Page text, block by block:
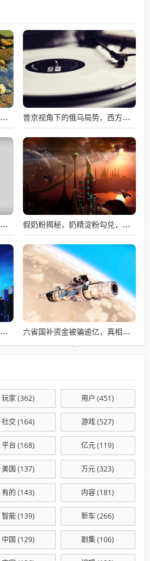
致敬英雄志愿军烈士，过水门仪式展现最高礼遇 普京视角下的俄乌局势，西方间接介入的深度博弈与博弈解析
玛莎拉蒂，昔日贵族梦想，今日价格亲民触手可及 假奶粉揭秘，奶精淀粉勾兑，流向何处？
老戏骨近六十岁喜得龙凤胎，被误认作爷爷背后的故事揭秘 六省国补资金被骗逾亿，真相揭秘与违规操作背后的故事
玩家(362) 用户 (451)
社交(164) 游戏(527)
平台 (168) 亿元(119)
美国 (137) 万元(323)
有的 (143) 内容(181)
智能(139) 新车(266)
中国 (129) 剧集(106)